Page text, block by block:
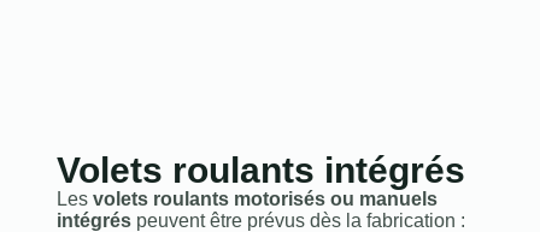
Volets roulants intégrés
Les volets roulants motorisés ou manuels
intégréspeuvent être prévus dès la fabrication :